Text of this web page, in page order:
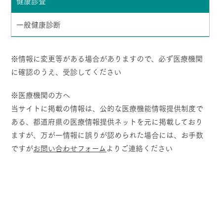
一般健康診断
※情報に変更等がある場合がありますので、必ず医療機関
に確認のうえ、受診してください
※医療機関の方へ
当サイトに掲載の情報は、公的な医療機能情報提供制度で
ある、都道府県の医療情報提供ネットを元に掲載しており
ますが、万が一情報に誤りが認められた場合には、お手数
ですがお問い合わせフォームよりご連絡ください